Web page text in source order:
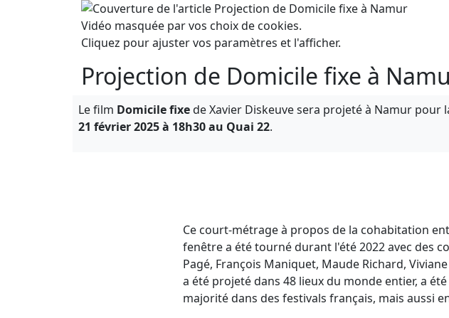
Vidéo masquée par vos choix de cookies.
Cliquez pour ajuster vos paramètres et l'afficher.
Projection de Domicile fixe à
Le film Domicile fixede Xavier Diskeuve sera projeté à Namur pour
21 février 2025 à 18h30 au Quai 22.
Ce court-métrage à propos de la cohabitation
fenêtre a été tourné durant l'été 2022 avec des
Pagé, François Maniquet, Maude Richard,
a été projeté dans 48 lieux du monde entier, a
majorité dans des festivals français, mais aussi